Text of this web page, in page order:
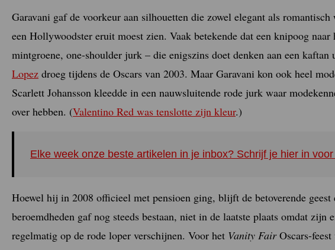
Garavani gaf de voorkeur aan silhouetten die zowel elegant als romantisch
een Hollywoodster eruit moest zien. Vaak betekende dat een knipoog
mintgroene, one-shoulder jurk – die enigszins doet denken aan een
Lopez droeg tijdens de Oscars van 2003. Maar Garavani kon ook heel
Scarlett Johansson kleedde in een nauwsluitende rode jurk waar
over hebben. (Valentino Red was tenslotte zijn kleur.)
Elke week onze beste artikelen in je inbox? Schrijf je hier in
Hoewel hij in 2008 officieel met pensioen ging, blijft de betoverende
beroemdheden gaf nog steeds bestaan, niet in de laatste plaats omdat zijn
regelmatig op de rode loper verschijnen. Voor het Vanity FairOscars-